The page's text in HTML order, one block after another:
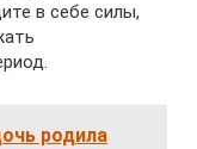
в себе силы,
родила